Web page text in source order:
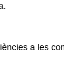
a les